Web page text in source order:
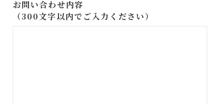
お問い合わせ内容
（300文字以内でご入力ください）